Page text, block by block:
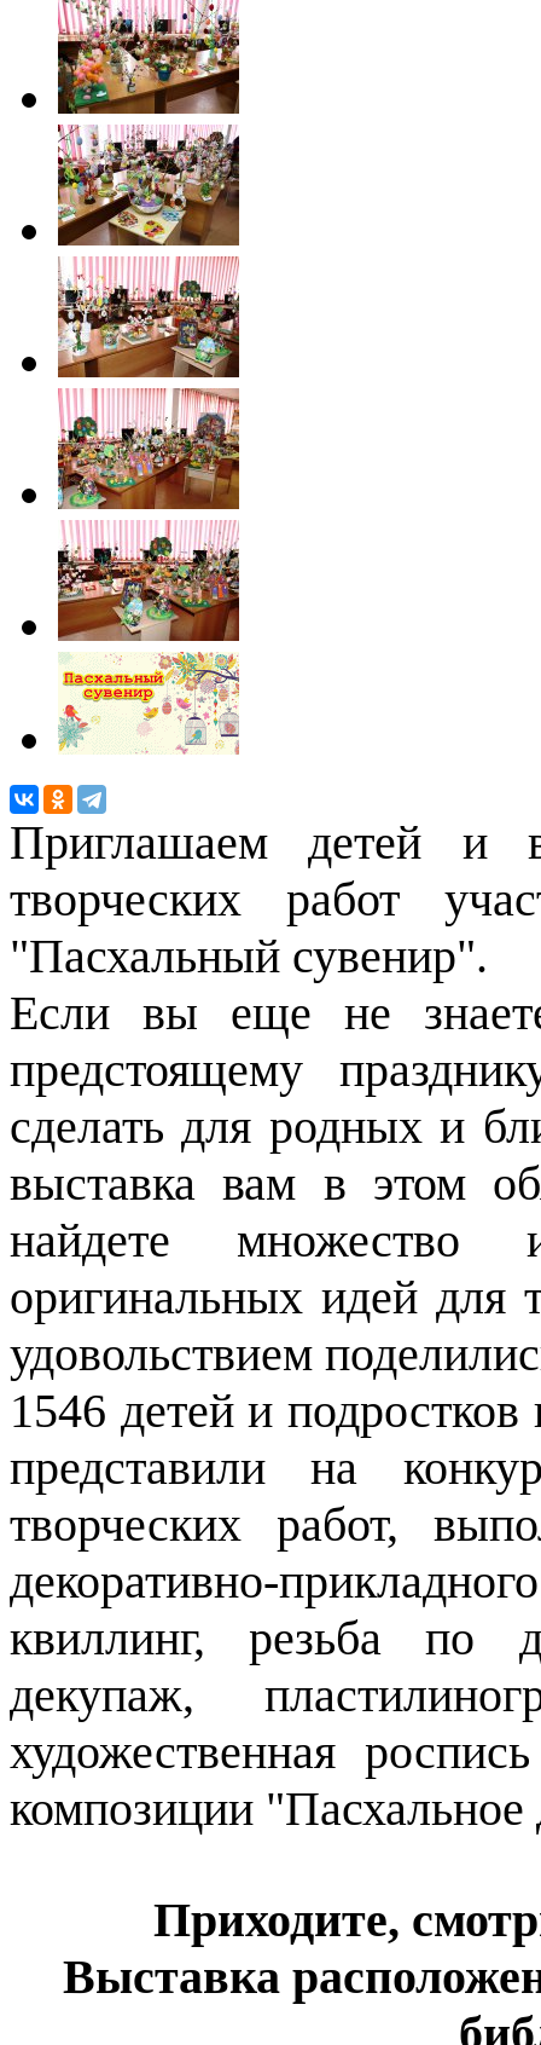
Приглашаем детей и
творческих работ
"Пасхальный сувенир".
Если вы еще не
предстоящему
сделать для родных и
выставка вам в этом
найдете множество
оригинальных идей для
удовольствием
1546 детей и
представили на
творческих работ,
декоративно-
квиллинг, резьба по
декупаж,
художественная
композиции
Приходите,
Выставка